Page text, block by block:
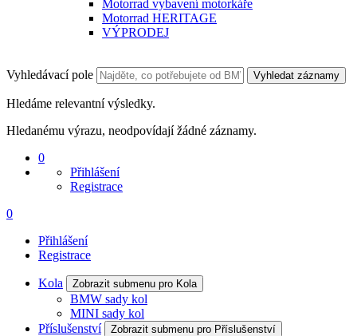
Motorrad vybavení motorkáře
Motorrad HERITAGE
VÝPRODEJ
Vyhledávací pole Vyhledat záznamy
Hledáme relevantní výsledky.
Hledanému výrazu, neodpovídají žádné záznamy.
0
Přihlášení
Registrace
0
Přihlášení
Registrace
Kola Zobrazit submenu pro Kola
BMW sady kol
MINI sady kol
Příslušenství
Zobrazit submenu pro Příslušenství